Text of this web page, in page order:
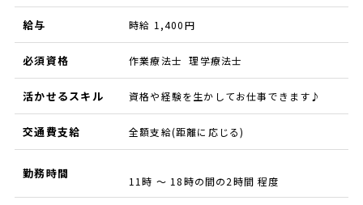
給与 時給 1,400円
必須資格 作業療法士 理学療法士
活かせるスキル 資格や経験を生かしてお仕事できます♪
交通費支給 全額支給(距離に応じる)
勤務時間
11時 ～ 18時の間の2時間 程度